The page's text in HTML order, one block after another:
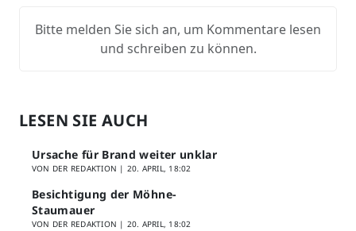
Bitte melden Sie sich an, um Kommentare lesen
und schreiben zu können.
LESEN SIE AUCH
Ursache für Brand weiter unklar
VON DER REDAKTION | 20. APRIL, 18:02
Besichtigung der Möhne-
Staumauer
VON DER REDAKTION | 20. APRIL, 18:02